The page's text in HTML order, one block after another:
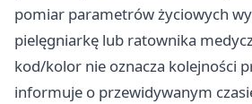
pomiar parametrów życiowych
pielęgniarkę lub ratownika
kod/kolor nie oznacza kolejności
informuje o przewidywanym